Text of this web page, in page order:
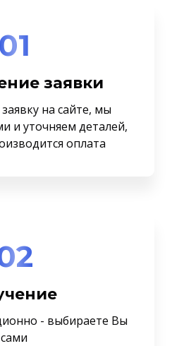
01
заявки
на сайте, мы
и уточняем деталей,
оплата
- выбираете Вы
сами